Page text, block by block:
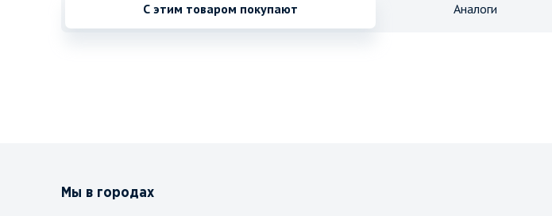
С этим товаром покупают Аналоги
Мы в городах